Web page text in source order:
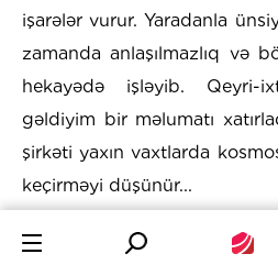
işarələr vurur. Yaradanla
zamanda anlaşılmazlıq və
hekayədə işləyib. Qeyri-
gəldiyim bir məlumatı
şirkəti yaxın vaxtlarda
keçirməyi düşünür...
Babil həm də Borxesin